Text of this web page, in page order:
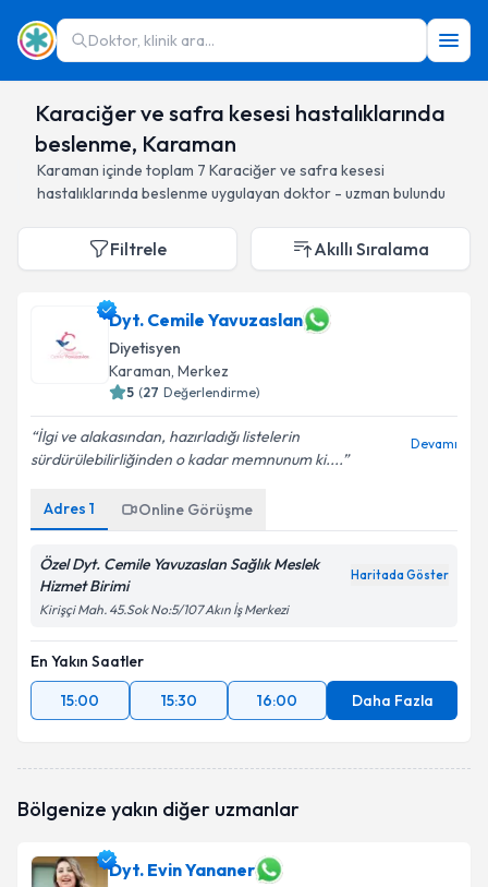
Doktor, klinik ara...
Karaciğer ve safra kesesi hastalıklarında
beslenme, Karaman
Karaman içinde toplam 7 Karaciğer ve safra kesesi
hastalıklarında beslenme uygulayan doktor - uzman bulundu
Filtrele Akıllı Sıralama
Dyt. Cemile Yavuzaslan
Diyetisyen
Karaman, Merkez
5 (27 Değerlendirme)
İlgi ve alakasından, hazırladığı listelerin
sürdürülebilirliğinden o kadar memnunum ki....
Devamı
Adres 1 Online Görüşme
Özel Dyt. Cemile Yavuzaslan Sağlık Meslek
Hizmet Birimi
Haritada Göster
Kirişçi Mah. 45.Sok No:5/107 Akın İş Merkezi
En Yakın Saatler
15:00
15:30 16:00 Daha Fazla
Bölgenize yakın diğer uzmanlar
Dyt. Evin Yananer